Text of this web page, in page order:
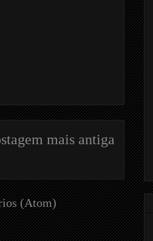
mais antiga
(Atom)